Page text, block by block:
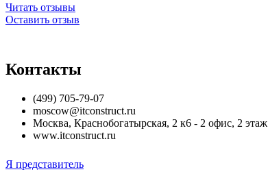
Читать отзывы
Оставить отзыв
Контакты
(499) 705-79-07
moscow@itconstruct.ru
Москва, Краснобогатырская, 2 к6 - 2 офис, 2 этаж
www.itconstruct.ru
Я представитель